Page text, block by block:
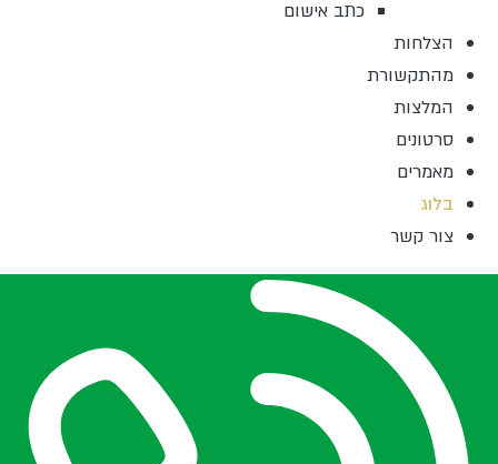
כתב אישום
הצלחות
מהתקשורת
המלצות
סרטונים
מאמרים
בלוג
צור קשר